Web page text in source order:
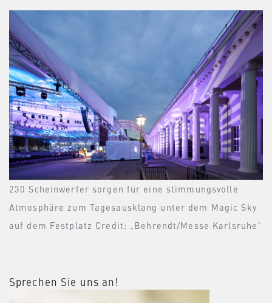
230 Scheinwerfer sorgen für eine stimmungsvolle
Atmosphäre zum Tagesausklang unter dem Magic Sky
auf dem Festplatz Credit: „Behrendt/Messe Karlsruhe“
Sprechen Sie uns an!